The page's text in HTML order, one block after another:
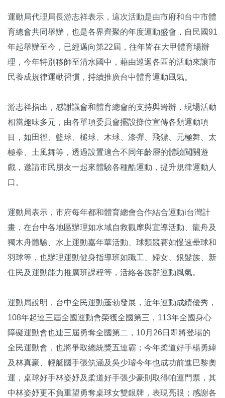
運動局代理局長游志祥表示，這次活動是由市府和台中市體
育總會共同舉辦，也是各界齊聚的年度運動盛會，自民國91
年起舉辦至今，已經邁向第22屆，往年皆在大甲體育場辦
理，今年特別移師至清水國中，藉由巡迴各區的活動來讓市
民養成規律運動習慣，持續推廣台中體育運動風氣。
游志祥指出，感謝議會和體育總會的支持與籌辦，現場活動
相當趣味多元，由各單項委員會擺設攤位宣傳各類運動項
目，如田徑、籃球、槌球、木球、漆彈、飛鏢、元極舞、太
極拳、土風舞等，透過設置適合不同年齡層的體驗闖關遊
戲，邀請市民朋友一起來體驗各種酷運動，提升規律運動人
口。
運動局表示，市府每年都和體育總會合作結合運動i台灣計
畫，在台中各地區辦理如水域自救觀摩與宣導活動、龍舟及
獨木舟體驗、水上運動嘉年華活動、球類競賽如慢速壘球和
羽球等，也辦理運動健身指導班如職工、婦女、銀髮族、新
住民及運動能力推廣班課程等，活絡各族群運動風氣。
運動局說明，台中全民運動蓬勃發展，近年運動成績優秀，
108年起連三屆全國運動會榮獲全國第三，113年全國身心
障礙運動會也連三屆勇奪全國第二，10月26日即將登場的
全民運動會，也將爭取總統獎五連霸；今年柔道好手楊勇緯
及林真豪、輕艇國手張筑涵及吳少璿今年也成功前進巴黎奧
運，桌球好手林姿妤及柔道好手張少豪則取得帕運門票，其
中林姿妤更不負重望勇奪桌球女雙銀牌，表現亮眼；感謝各